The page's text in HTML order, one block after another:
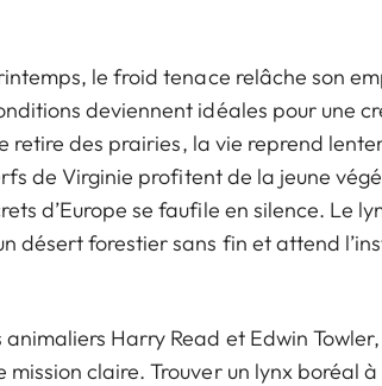
le froid tenace relâche son
deviennent idéales pour une
retire des prairies, la vie reprend
de Virginie profitent de la jeune
d’Europe se faufile en silence. Le
désert forestier sans fin et attend
Harry Read et Edwin
claire. Trouver un lynx boréal